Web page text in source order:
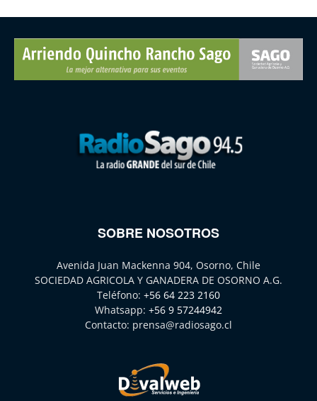
SOBRE NOSOTROS
Avenida Juan Mackenna 904, Osorno, Chile
SOCIEDAD AGRICOLA Y GANADERA DE OSORNO A.G.
Teléfono: +56 64 223 2160
Whatsapp: +56 9 57244942
Contacto: prensa@radiosago.cl